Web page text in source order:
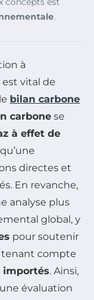
.
à
vital de
bilan carbone
carbone se
à effet de
directes et
En revanche,
analyse plus
global, y
pour soutenir
tenant compte
importés. Ainsi,
évaluation